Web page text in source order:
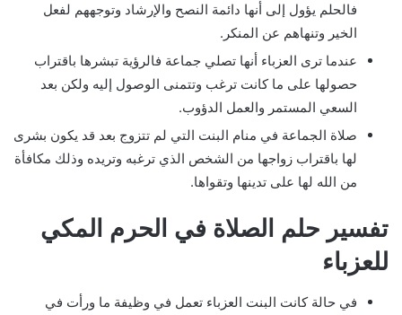
فالحلم يؤول إلى أنها دائمة النصح والإرشاد وتوجههم لفعل
الخير وتنهاهم عن المنكر.
عندما ترى العزباء أنها تصلي جماعة فالرؤية تبشرها باقتراب
حصولها على ما كانت ترغب وتتمنى الوصول إليه ولكن بعد
السعي المستمر والعمل الدؤوب.
صلاة الجماعة في منام البنت التي لم تتزوج بعد قد يكون بشرى
لها باقتراب زواجها من الشخص الذي ترغبه وتريده وذلك مكافأة
من الله لها على تدينها وتقواها.
تفسير حلم الصلاة في الحرم المكي
للعزباء
في حالة كانت البنت العزباء تعمل في وظيفة ما ورأت في